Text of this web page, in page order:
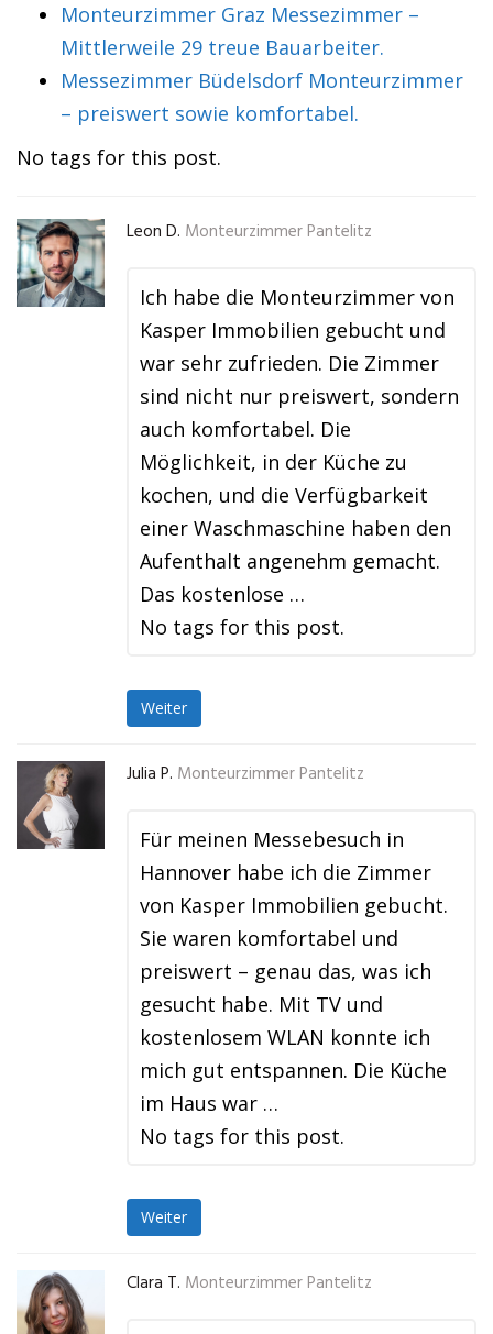
Monteurzimmer Graz Messezimmer –
Mittlerweile 29 treue Bauarbeiter.
Messezimmer Büdelsdorf Monteurzimmer
– preiswert sowie komfortabel.
No tags for this post.
Leon D. Monteurzimmer Pantelitz
Ich habe die Monteurzimmer von
Kasper Immobilien gebucht und
war sehr zufrieden. Die Zimmer
sind nicht nur preiswert, sondern
auch komfortabel. Die
Möglichkeit, in der Küche zu
kochen, und die Verfügbarkeit
einer Waschmaschine haben den
Aufenthalt angenehm gemacht.
Das kostenlose …
No tags for this post.
Weiter
Julia P. Monteurzimmer Pantelitz
Für meinen Messebesuch in
Hannover habe ich die Zimmer
von Kasper Immobilien gebucht.
Sie waren komfortabel und
preiswert – genau das, was ich
gesucht habe. Mit TV und
kostenlosem WLAN konnte ich
mich gut entspannen. Die Küche
im Haus war …
No tags for this post.
Weiter
Clara T. Monteurzimmer Pantelitz